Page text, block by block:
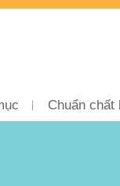
Chuẩn chất